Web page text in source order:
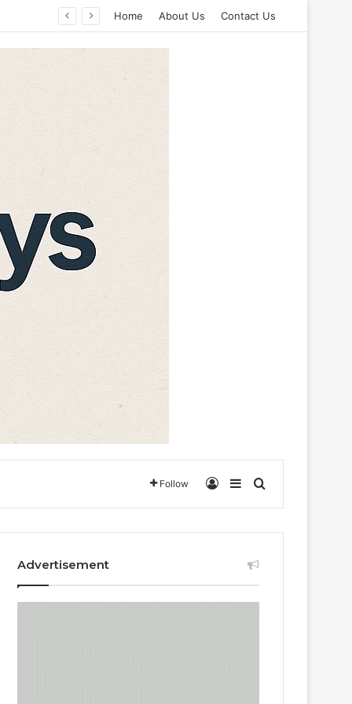
Home About Us Contact Us
Follow Log InSidebarSearch for
Advertisement